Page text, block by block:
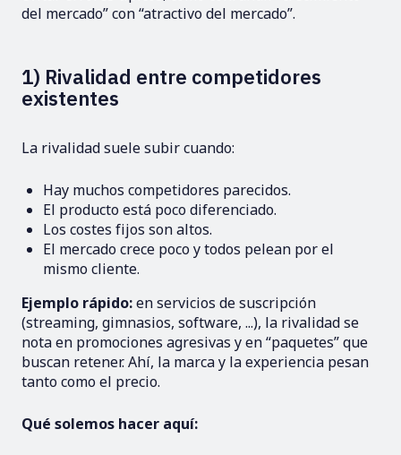
del mercado” con “atractivo del mercado”.
1) Rivalidad entre competidores
existentes
La rivalidad suele subir cuando:
Hay muchos competidores parecidos.
El producto está poco diferenciado.
Los costes fijos son altos.
El mercado crece poco y todos pelean por el
mismo cliente.
Ejemplo rápido:en servicios de suscripción
(streaming, gimnasios, software, ...), la rivalidad se
nota en promociones agresivas y en “paquetes” que
buscan retener. Ahí, la marca y la experiencia pesan
tanto como el precio.
Qué solemos hacer aquí: